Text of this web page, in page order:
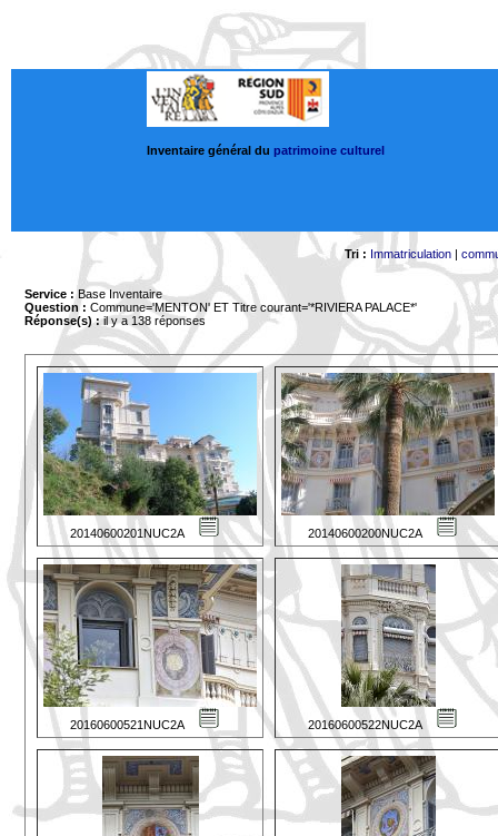
Inventaire général du patrimoine culturel
Tri : Immatriculation|
Service : Base Inventaire
Question : Commune='MENTON' ET Titre courant='*RIVIERA PALACE*'
Réponse(s) :il y a 138 réponses
20140600201NUC2A 20140600200NUC2A
20160600521NUC2A 20160600522NUC2A